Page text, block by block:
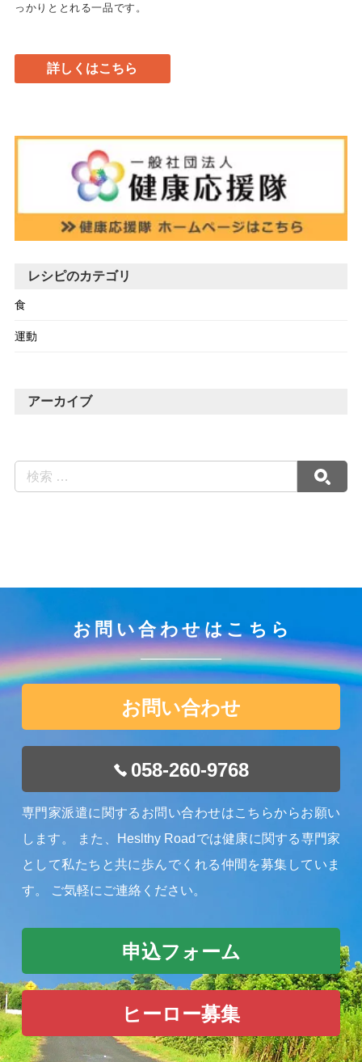
っかりととれる一品です。
詳しくはこちら
レシピのカテゴリ
食
運動
アーカイブ
お問い合わせはこちら
お問い合わせ
058-260-9768
専門家派遣に関するお問い合わせはこちらからお願い
します。
また、Heslthy Roadでは健康に関する専門家
として私たちと共に歩んでくれる仲間を募集していま
す。
ご気軽にご連絡ください。
申込フォーム
ヒーロー募集